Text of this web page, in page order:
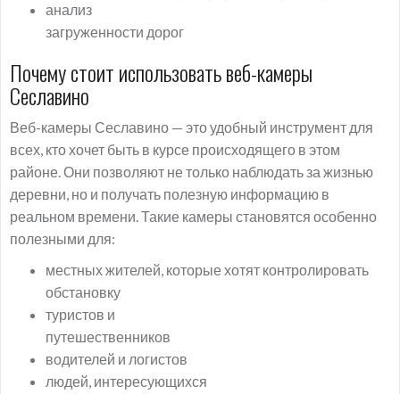
анализ
загруженности дорог
Почему стоит использовать веб-камеры
Сеславино
Веб-камеры Сеславино — это удобный инструмент для
всех, кто хочет быть в курсе происходящего в этом
районе. Они позволяют не только наблюдать за жизнью
деревни, но и получать полезную информацию в
реальном времени. Такие камеры становятся особенно
полезными для:
местных жителей, которые хотят контролировать
обстановку
туристов и
путешественников
водителей и логистов
людей, интересующихся